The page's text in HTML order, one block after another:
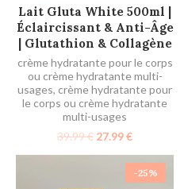
AJOUTER AU PANIER
Lait Gluta White 500ml |
Éclaircissant & Anti-Âge
| Glutathion & Collagène
crème hydratante pour le corps
ou crème hydratante multi-
usages, crème hydratante pour
le corps ou crème hydratante
multi-usages
39.99€ 27.99€
-25%